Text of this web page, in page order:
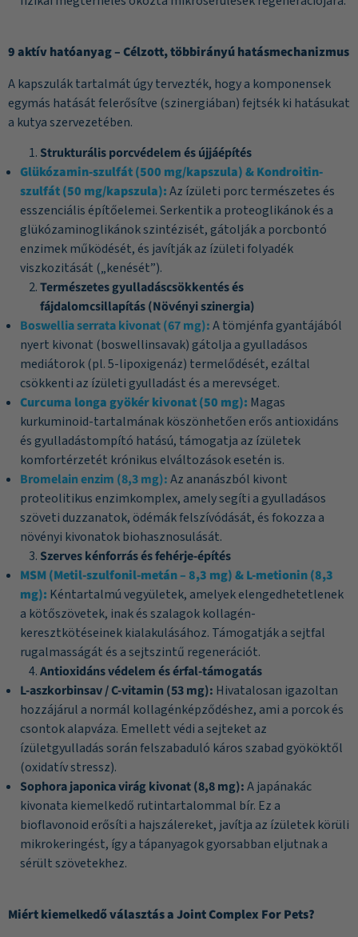
9 aktív hatóanyag – Célzott, többirányú hatásmechanizmus
A kapszulák tartalmát úgy tervezték, hogy a komponensek
egymás hatását felerősítve (szinergiában) fejtsék ki hatásukat
a kutya szervezetében.
Strukturális porcvédelem és újjáépítés
Glükózamin-szulfát (500 mg/kapszula) & Kondroitin-
szulfát (50 mg/kapszula):Az ízületi porc természetes és
esszenciális építőelemei. Serkentik a proteoglikánok és a
glükózaminoglikánok szintézisét, gátolják a porcbontó
enzimek működését, és javítják az ízületi folyadék
viszkozitását („kenését”).
Természetes gyulladáscsökkentés és
fájdalomcsillapítás (Növényi szinergia)
Boswellia serrata kivonat (67 mg):A tömjénfa gyantájából
nyert kivonat (boswellinsavak) gátolja a gyulladásos
mediátorok (pl. 5-lipoxigenáz) termelődését, ezáltal
csökkenti az ízületi gyulladást és a merevséget.
Curcuma longa gyökér kivonat (50 mg): Magas
kurkuminoid-tartalmának köszönhetően erős antioxidáns
és gyulladástompító hatású, támogatja az ízületek
komfortérzetét krónikus elváltozások esetén is.
Bromelain enzim (8,3 mg):Az ananászból kivont
proteolitikus enzimkomplex, amely segíti a gyulladásos
szöveti duzzanatok, ödémák felszívódását, és fokozza a
növényi kivonatok biohasznosulását.
Szerves kénforrás és fehérje-építés
MSM (Metil-szulfonil-metán – 8,3 mg) & L-metionin (8,3
mg): Kéntartalmú vegyületek, amelyek elengedhetetlenek
a kötőszövetek, inak és szalagok kollagén-
keresztkötéseinek kialakulásához. Támogatják a sejtfal
rugalmasságát és a sejtszintű regenerációt.
Antioxidáns védelem és érfal-támogatás
L-aszkorbinsav / C-vitamin (53 mg): Hivatalosan igazoltan
hozzájárul a normál kollagénképződéshez, ami a porcok és
csontok alapváza. Emellett védi a sejteket az
ízületgyulladás során felszabaduló káros szabad gyököktől
(oxidatív stressz).
Sophora japonica virág kivonat (8,8 mg):A japánakác
kivonata kiemelkedő rutintartalommal bír. Ez a
bioflavonoid erősíti a hajszálereket, javítja az ízületek körüli
mikrokeringést, így a tápanyagok gyorsabban eljutnak a
sérült szövetekhez.
Miért kiemelkedő választás a Joint Complex For Pets?